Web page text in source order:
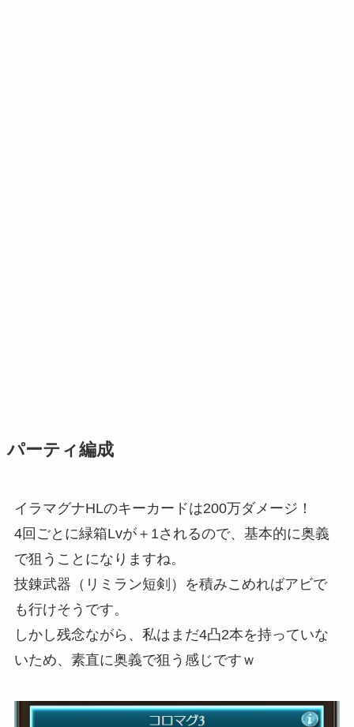
パーティ編成
イラマグナHLのキーカードは200万ダメージ！
4回ごとに緑箱Lvが＋1されるので、基本的に奥義
で狙うことになりますね。
技錬武器（リミラン短剣）を積みこめればアビで
も行けそうです。
しかし残念ながら、私はまだ4凸2本を持っていな
いため、素直に奥義で狙う感じですｗ